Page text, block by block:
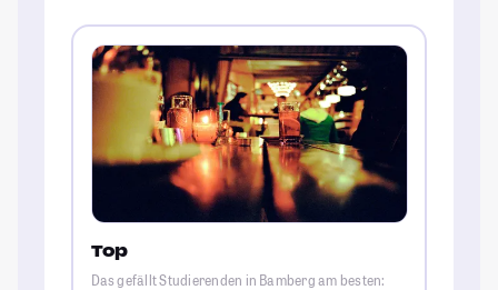
Top
Das gefällt Studierenden in Bamberg am besten: